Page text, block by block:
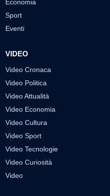
Economia
Sport
Eventi
VIDEO
Video Cronaca
Video Politica
Video Attualità
Video Economia
Video Cultura
Video Sport
Video Tecnologie
Video Curiosità
Video